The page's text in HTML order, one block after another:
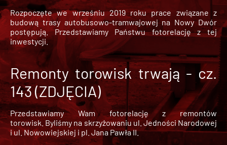
Rozpoczęte we wrześniu 2019 roku prace związane z
budową trasy autobusowo-tramwajowej na Nowy Dwór
postępują. Przedstawiamy Państwu fotorelację z tej
inwestycji.
Remonty torowisk trwają - cz.
143 (ZDJĘCIA)
Przedstawiamy Wam fotorelację z remontów
torowisk. Byliśmy na skrzyżowaniu ul. Jedności Narodowej
i ul. Nowowiejskiej i pl. Jana Pawła II.